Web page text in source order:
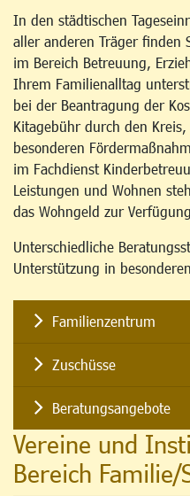
In den städtischen
aller anderen Träger finden
im Bereich Betreuung,
Ihrem Familienalltag
bei der Beantragung der
Kitagebühr durch den
besonderen
im Fachdienst
Leistungen und Wohnen
das Wohngeld zur
Unterschiedliche
Unterstützung in
Familienzentrum
Zuschüsse
Beratungsangebote
Vereine und
Bereich Familie/